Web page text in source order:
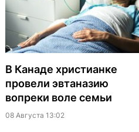
В Канаде христианке
провели эвтаназию
вопреки воле семьи
08 Августа 13:02